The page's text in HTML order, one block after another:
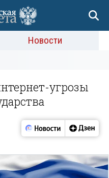
Новости
угрозы